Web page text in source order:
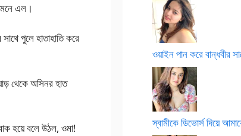
এল।
পুলে হাতাহাতি করে
থেকে অসিনর হাত
হয়ে বলে উঠল, ওমা!
ওয়াইন পান করে বান্ধবীর
স্বামীকে ডিভোর্স দিয়ে